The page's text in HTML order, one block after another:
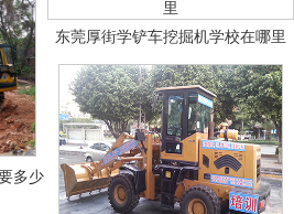
多少
东莞厚街学铲车挖掘机学校在哪里